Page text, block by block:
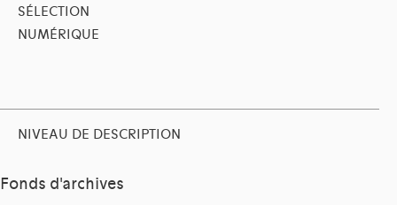
SÉLECTION
NUMÉRIQUE
NIVEAU DE DESCRIPTION
Fonds d'archives